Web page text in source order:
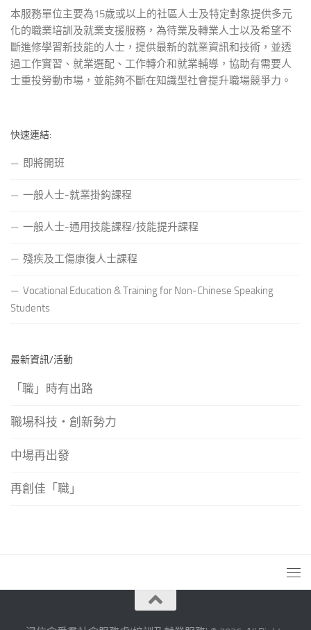
本服務單位主要為15歲或以上的社區人士及特定對象提供多元
化的職業培訓及就業支援服務，為待業及轉業人士以及希望不
斷進修學習新技能的人士，提供最新的就業資訊和技術，並透
過工作實習、就業選配、工作轉介和就業輔導，協助有需要人
士重投勞動市場，並能夠不斷在知識型社會提升職場競爭力。
快速連結:
即將開班
一般人士-就業掛鈎課程
一般人士-通用技能課程/技能提升課程
殘疾及工傷康復人士課程
Vocational Education & Training for Non-Chinese Speaking
Students
最新資訊/活動
「職」時有出路
職場科技‧創新勢力
中場再出發
再創佳「職」